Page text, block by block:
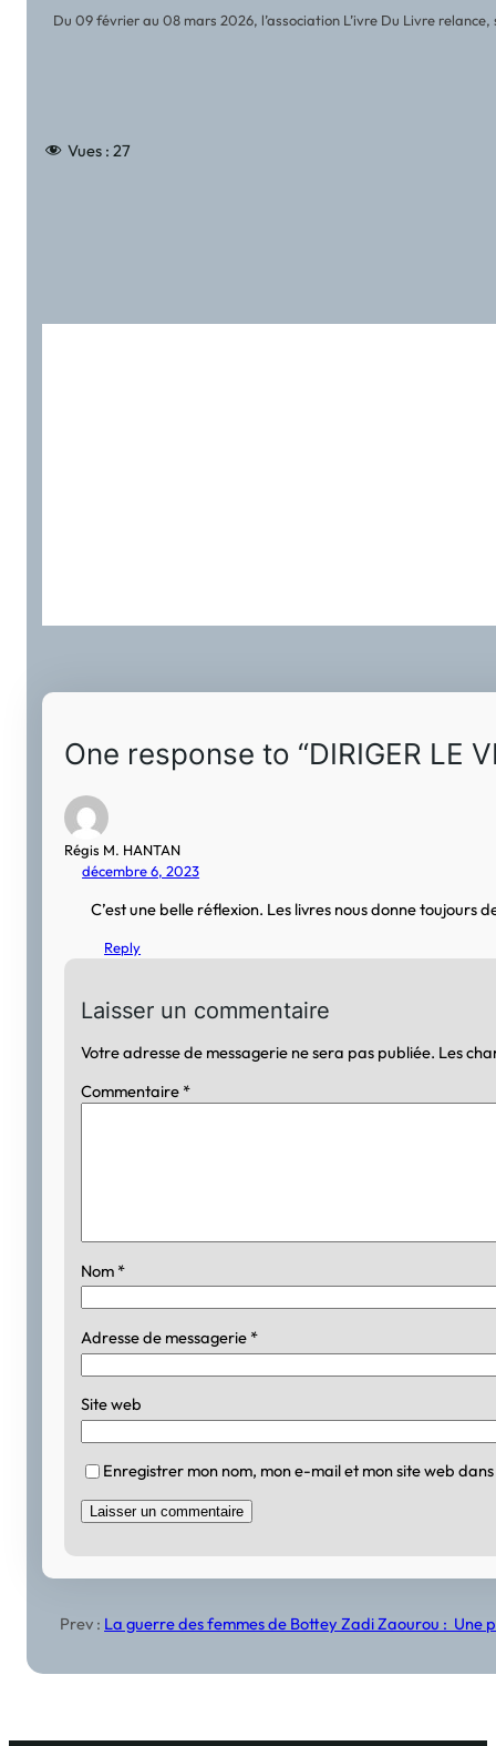
Du 09 février au 08 mars 2026, l’association L’ivre Du Livre
Vues : 27
One response to “DIRIGER LE
Régis M. HANTAN
décembre 6, 2023
C’est une belle réflexion. Les livres nous donne
Reply
Laisser un commentaire
Votre adresse de messagerie ne sera pas publiée. Les
Commentaire *
Nom *
Adresse de messagerie *
Site web
Enregistrer mon nom, mon e-mail et mon site web
Prev : La guerre des femmes de Bottey Zadi Zaourou : Une